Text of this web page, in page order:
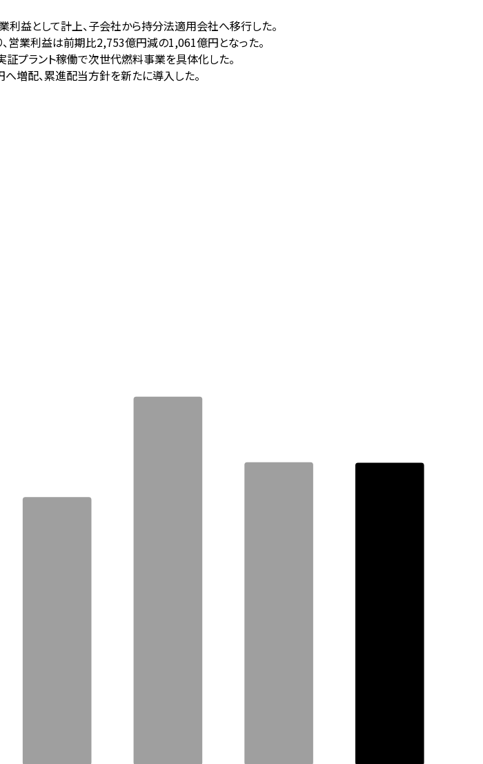
益として計上、子会社から持分法適用会社へ移行した。
業利益は前期比2,753億円減の1,061億円となった。
プラント稼働で次世代燃料事業を具体化した。
増配、累進配当方針を新たに導入した。